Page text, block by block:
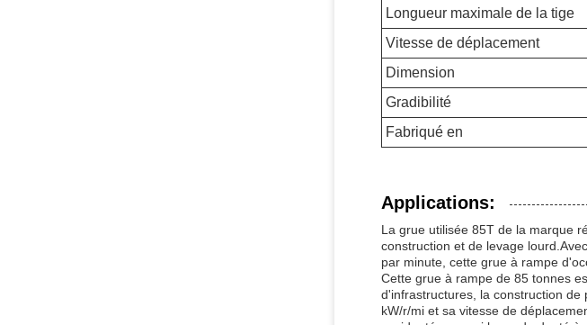
Longueur maximale de la tige
Vitesse de déplacement
Dimension
Gradibilité
Fabriqué en
Applications:
La grue utilisée 85T de la marque
construction et de levage
par minute, cette grue à rampe
Cette grue à rampe de 85 tonnes
d'infrastructures, la construction de
kW/r/mi et sa vitesse de